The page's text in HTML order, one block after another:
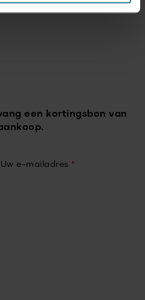
een kortingsbon van
Uw e-mailadres *